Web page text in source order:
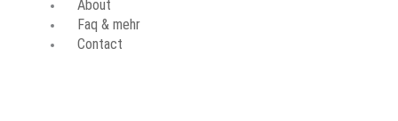
About
Faq & mehr
Contact